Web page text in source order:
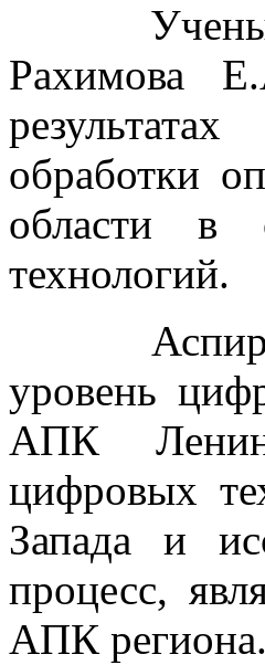
Ученые
Рахимова
обработки
области в
технологий.
уровень
АПК
цифровых
Запада и
процесс,
АПК региона.